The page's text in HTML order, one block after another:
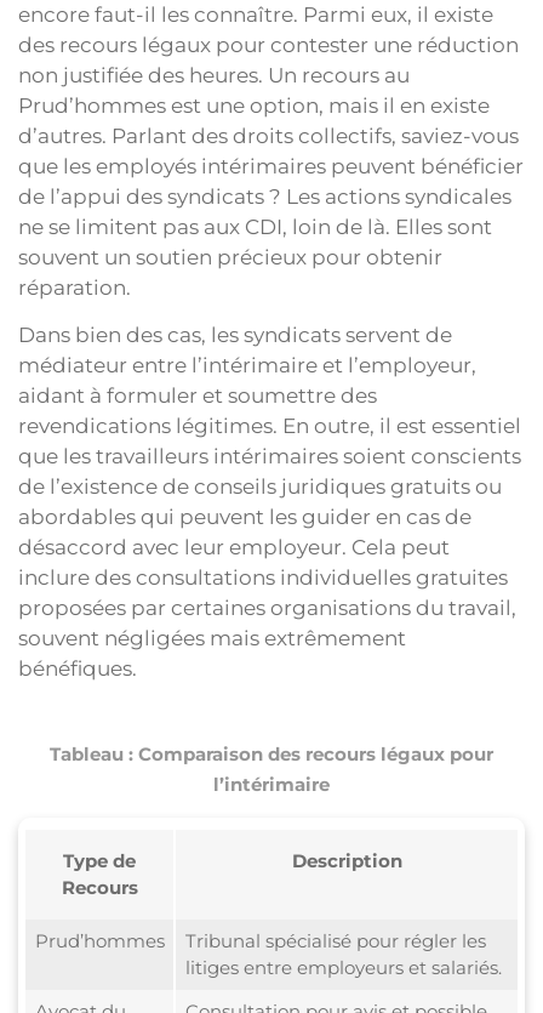
encore faut-il les connaître. Parmi eux, il existe
des recours légaux pour contester une réduction
non justifiée des heures. Un recours au
Prud’hommes est une option, mais il en existe
d’autres. Parlant des droits collectifs, saviez-vous
que les employés intérimaires peuvent bénéficier
de l’appui des syndicats ? Les actions syndicales
ne se limitent pas aux CDI, loin de là. Elles sont
souvent un soutien précieux pour obtenir
réparation.
Dans bien des cas, les syndicats servent de
médiateur entre l’intérimaire et l’employeur,
aidant à formuler et soumettre des
revendications légitimes. En outre, il est essentiel
que les travailleurs intérimaires soient conscients
de l’existence de conseils juridiques gratuits ou
abordables qui peuvent les guider en cas de
désaccord avec leur employeur. Cela peut
inclure des consultations individuelles gratuites
proposées par certaines organisations du travail,
souvent négligées mais extrêmement
bénéfiques.
Tableau : Comparaison des recours légaux pour
l’intérimaire
Type de
Recours
Description
Prud’hommes
Tribunal spécialisé pour régler les
litiges entre employeurs et salariés.